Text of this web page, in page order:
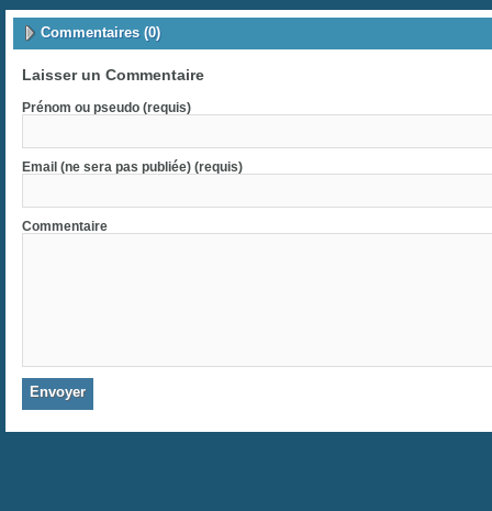
Commentaires (0)
Laisser un Commentaire
Prénom ou pseudo (requis)
Email (ne sera pas publiée) (requis)
Commentaire